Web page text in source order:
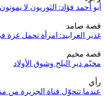
أبو أحمد فؤاد: الثوريون لا يموتون
قصة صامد
غدير العرابيد: امرأة تحمل غزة
قصة مخيم
مخيّم دير البلح وشوق الأولاد
رأي
عندما تتحوّل قناة الجزيرة من